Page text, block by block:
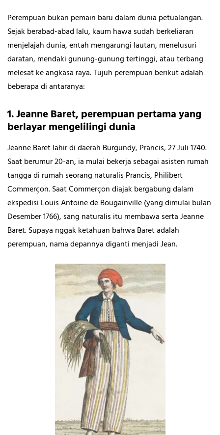
Perempuan bukan pemain baru dalam dunia petualangan.
Sejak berabad-abad lalu, kaum hawa sudah berkeliaran
menjelajah dunia, entah mengarungi lautan, menelusuri
daratan, mendaki gunung-gunung tertinggi, atau terbang
melesat ke angkasa raya. Tujuh perempuan berikut adalah
beberapa di antaranya:
1. Jeanne Baret, perempuan pertama yang
berlayar mengelilingi dunia
Jeanne Baret lahir di daerah Burgundy, Prancis, 27 Juli 1740.
Saat berumur 20-an, ia mulai bekerja sebagai asisten rumah
tangga di rumah seorang naturalis Prancis, Philibert
Commerçon. Saat Commerçon diajak bergabung dalam
ekspedisi Louis Antoine de Bougainville (yang dimulai bulan
Desember 1766), sang naturalis itu membawa serta Jeanne
Baret. Supaya nggak ketahuan bahwa Baret adalah
perempuan, nama depannya diganti menjadi Jean.